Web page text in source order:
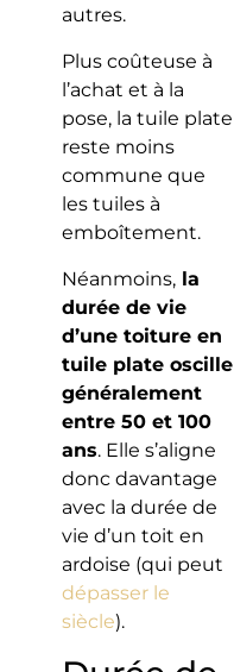
autres.
Plus coûteuse à
l’achat et à la
pose, la tuile plate
reste moins
commune que
les tuiles à
emboîtement.
Néanmoins,la
durée de vie
d’une toiture en
tuile plate oscille
généralement
entre 50 et 100
ans. Elle s’aligne
donc davantage
avec la durée de
vie d’un toit en
ardoise (qui peut
dépasser le
siècle).